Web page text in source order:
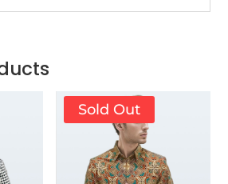
Sold Out